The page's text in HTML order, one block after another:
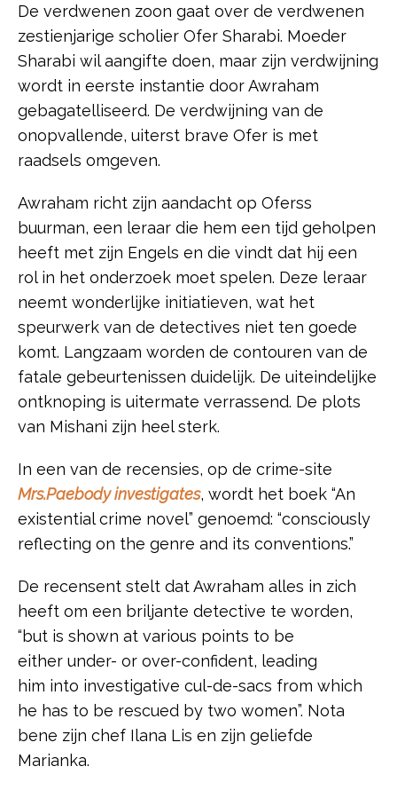
De verdwenen zoon gaat over de verdwenen
zestienjarige scholier Ofer Sharabi. Moeder
Sharabi wil aangifte doen, maar zijn verdwijning
wordt in eerste instantie door Awraham
gebagatelliseerd. De verdwijning van de
onopvallende, uiterst brave Ofer is met
raadsels omgeven.
Awraham richt zijn aandacht op Oferss
buurman, een leraar die hem een tijd geholpen
heeft met zijn Engels en die vindt dat hij een
rol in het onderzoek moet spelen. Deze leraar
neemt wonderlijke initiatieven, wat het
speurwerk van de detectives niet ten goede
komt. Langzaam worden de contouren van de
fatale gebeurtenissen duidelijk. De uiteindelijke
ontknoping is uitermate verrassend. De plots
van Mishani zijn heel sterk.
In een van de recensies, op de crime-site
Mrs.Paebody investigates, wordt het boek “An
existential crime novel” genoemd: “consciously
reflecting on the genre and its conventions.”
De recensent stelt dat Awraham alles in zich
heeft om een briljante detective te worden,
“but is shown at various points to be
either under- or over-confident, leading
him into investigative cul-de-sacs from which
he has to be rescued by two women”. Nota
bene zijn chef Ilana Lis en zijn geliefde
Marianka.